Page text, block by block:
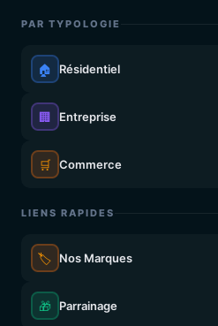
PAR TYPOLOGIE
🏠 Résidentiel
🏢 Entreprise
🛒 Commerce
LIENS RAPIDES
🏷️ Nos Marques
🎁 Parrainage